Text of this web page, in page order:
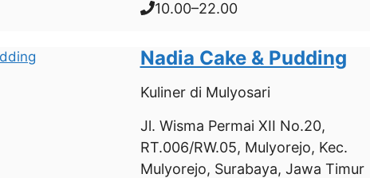
10.00–22.00
Nadia Cake & Pudding
Kulinerdi Mulyosari
Jl. Wisma Permai XII No.20,
RT.006/RW.05, Mulyorejo, Kec.
Mulyorejo, Surabaya, Jawa Timur